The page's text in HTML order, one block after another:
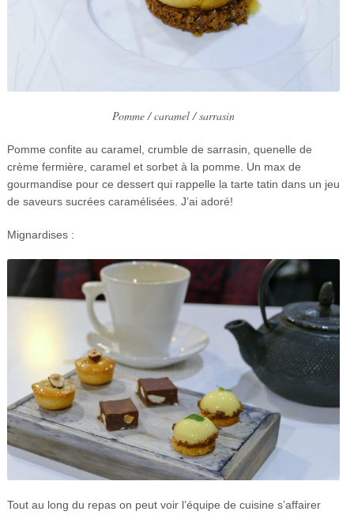
Pomme / caramel / sarrasin
Pomme confite au caramel, crumble de sarrasin, quenelle de
crème fermière, caramel et sorbet à la pomme. Un max de
gourmandise pour ce dessert qui rappelle la tarte tatin dans un jeu
de saveurs sucrées caramélisées. J’ai adoré!
Mignardises :
Tout au long du repas on peut voir l’équipe de cuisine s’affairer